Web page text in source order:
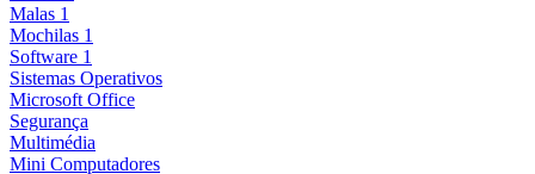
Malas 1
Mochilas 1
Software 1
Sistemas Operativos
Microsoft Office
Segurança
Multimédia
Mini Computadores